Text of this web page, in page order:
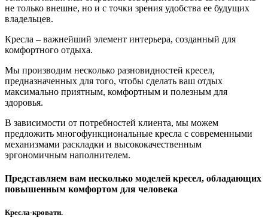
не только внешне, но и с точки зрения удобства ее будущих
владельцев.
Кресла – важнейший элемент интерьера, созданный для
комфортного отдыха.
Мы производим несколько разновидностей кресел,
предназначенных для того, чтобы сделать ваш отдых
максимально приятным, комфортным и полезным для
здоровья.
В зависимости от потребностей клиента, мы можем
предложить многофункциональные кресла с современными
механизмами раскладки и высококачественным
эргономичным наполнителем.
Представляем вам несколько моделей кресел, обладающих
повышенным комфортом для человека
Кресла-кровати.